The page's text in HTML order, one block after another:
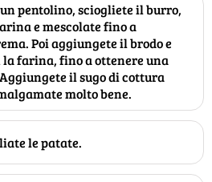
pentolino, sciogliete il burro,
e mescolate fino a
Poi aggiungete il brodo e
farina, fino a ottenere una
il sugo di cottura
molto bene.
le patate.